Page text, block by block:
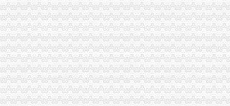
地址：重庆渝中区大坪总部城虎头岩中悦健身房【重庆健身房吧】_百
大坪虎头岩渝中区车管所在哪里啊？-重庆摩友交流区-摩托车论坛-
重庆出售：渝中区虎头岩转盘火锅一条街门面出售-重庆爱问分类
渝中区虎头岩+写字楼+稀缺政企合作-[中国招商网重庆站]
渝中区虎头岩转盘改造工程下月完工-搜狐滚动
重庆天地公司注销
【多图】重庆天地雍江翠湖精装两房户型方正视野无遮挡全新未住
租售转让|重庆|重庆市_凤凰资讯
海南海：国海证券股份有限公司关于公司使用部分闲置募集资金购买
海南海股份有限公司关于控股股东部分股权质押的公告_网易财经